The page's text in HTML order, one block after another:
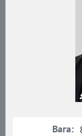
Вага: